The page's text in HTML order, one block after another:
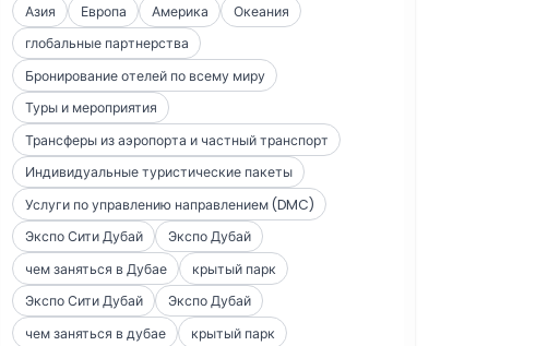
Азия
Европа Америка
Океания
глобальные партнерства
Бронирование отелей по всему миру
Туры и мероприятия
Трансферы из аэропорта и частный транспорт
Индивидуальные туристические пакеты
Услуги по управлению направлением (DMC)
Экспо Сити Дубай
Экспо Дубай
чем заняться в Дубае
крытый парк
Экспо Сити Дубай
Экспо Дубай
чем заняться в дубае
крытый парк